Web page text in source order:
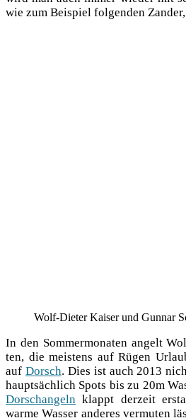
wie zum Bei­spiel fol­gen­den
Wolf-Die­ter Kai­ser und Gun­nar
In den Som­mer­mo­na­ten angelt
ten, die meis­tens auf Rügen
auf Dorsch. Dies ist auch 2013
haupt­säch­lich Spots bis zu 20m
Dorsch­an­geln klappt der­zeit
war­me Was­ser ande­res ver­mu­ten